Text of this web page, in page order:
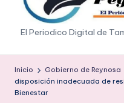
p
e
g
a
El Periodico Digital de
Inicio Gobierno de Reynosa
disposición inadecuada de
Bienestar